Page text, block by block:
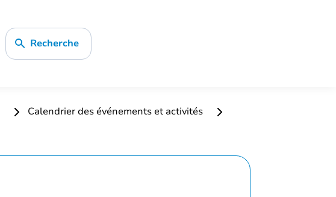
Recherche
Calendrier des événements et activités